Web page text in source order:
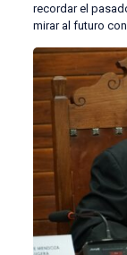
recordar el
mirar al futuro